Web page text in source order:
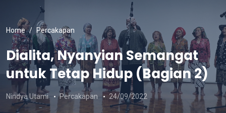
Home Percakapan
Dialita, Nyanyian Semangat
untuk Tetap Hidup (Bagian 2)
Nindya Utami Percakapan 24/09/2022